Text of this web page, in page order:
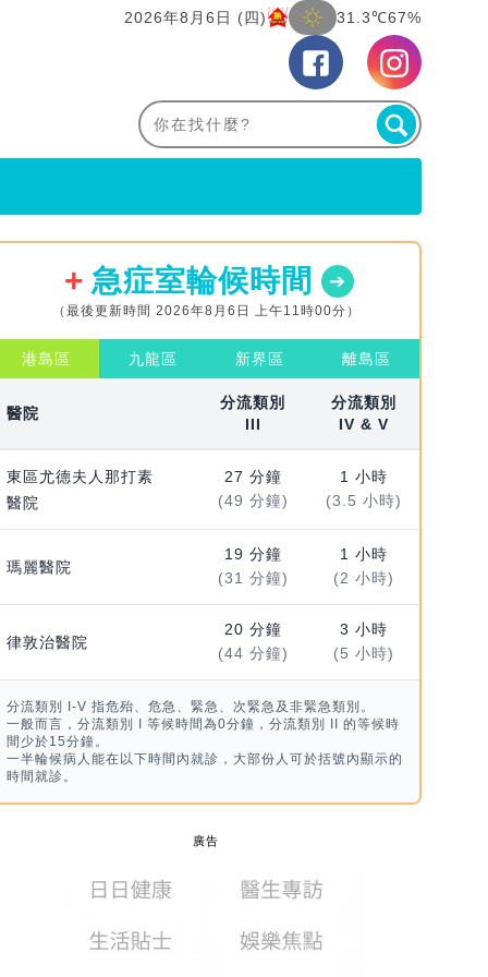
2026年8月6日 (四) 31.3℃67%
急症室輪候時間
（最後更新時間 2026年8月6日 上午11時00分）
港島區 九龍區 新界區 離島區
醫院
分流類別
III
分流類別
IV & V
東區尤德夫人那打素
醫院
27 分鐘
(49 分鐘)
1 小時
(3.5 小時)
瑪麗醫院
19 分鐘
(31 分鐘)
1 小時
(2 小時)
律敦治醫院
20 分鐘
(44 分鐘)
3 小時
(5 小時)
分流類別 I-V 指危殆、危急、緊急、次緊急及非緊急類別。
一般而言，分流類別 I 等候時間為0分鐘，分流類別 II 的等候時
間少於15分鐘。
一半輪候病人能在以下時間內就診，大部份人可於括號內顯示的
時間就診。
廣告